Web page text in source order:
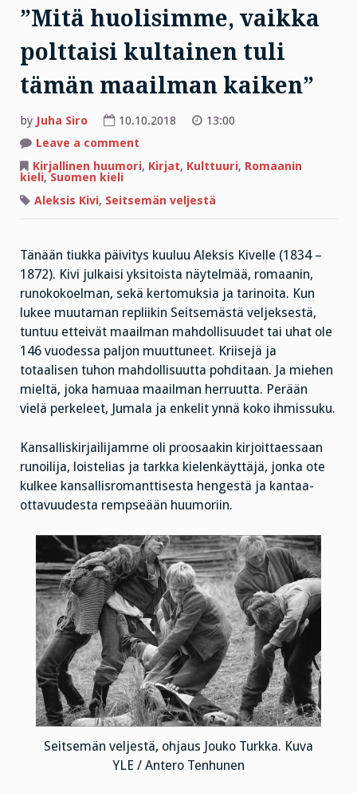
”Mitä huolisimme, vaikka
polttaisi kultainen tuli
tämän maailman kaiken”
by Juha Siro 10.10.2018
13:00
Leave a comment
huolisimme,
vaikka
kultainen
Kirjallinen huumori, Kirjat, Kulttuuri, Romaanin
kieli,Suomen kieli
Aleksis Kivi, Seitsemän veljestä
Tänään tiukka päivitys kuuluu Aleksis Kivelle (1834 –
1872). Kivi julkaisi yksitoista näytelmää, romaanin,
runokokoelman, sekä kertomuksia ja tarinoita. Kun
lukee muutaman repliikin Seitsemästä veljeksestä,
tuntuu etteivät maailman mahdollisuudet tai uhat ole
146 vuodessa paljon muuttuneet. Kriisejä ja
totaalisen tuhon mahdollisuutta pohditaan. Ja miehen
mieltä, joka hamuaa maailman herruutta. Perään
vielä perkeleet, Jumala ja enkelit ynnä koko ihmissuku.
Kansalliskirjailijamme oli proosaakin kirjoittaessaan
runoilija, loistelias ja tarkka kielenkäyttäjä, jonka ote
kulkee kansallisromanttisesta hengestä ja kantaa-
ottavuudesta rempseään huumoriin.
Seitsemän veljestä, ohjaus Jouko Turkka. Kuva
YLE / Antero Tenhunen